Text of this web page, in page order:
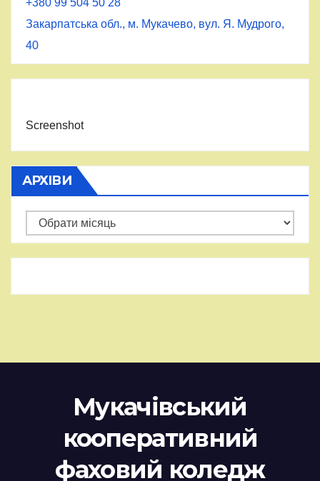
+380 99 504 50 28
Закарпатська обл., м. Мукачево, вул. Я. Мудрого,
40
Screenshot
АРХІВИ
Архіви
Мукачівський
кооперативний
фаховий коледж